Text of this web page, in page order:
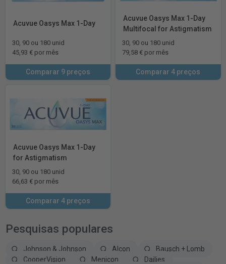
Acuvue Oasys Max 1-Day
30, 90 ou 180 unid
45,93 € por mês
Comparar 9 preços
Acuvue Oasys Max 1-Day
Multifocal for Astigmatism
30, 90 ou 180 unid
79,58 € por mês
Comparar 4 preços
Acuvue Oasys Max 1-Day
for Astigmatism
30, 90 ou 180 unid
66,63 € por mês
Comparar 4 preços
Pesquisas populares
Johnson & Johnson Alcon
Bausch + Lomb
CooperVision
Menicon
Dailies